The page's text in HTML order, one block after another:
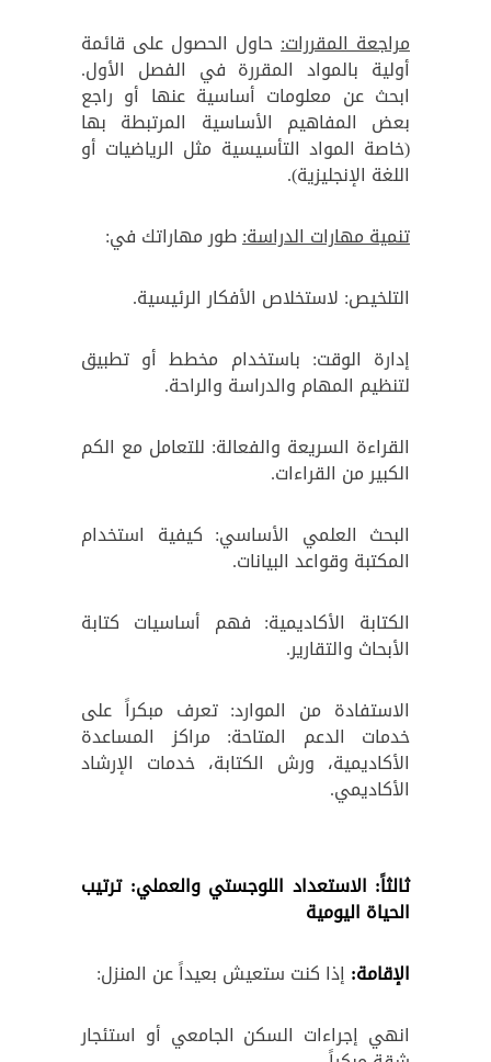
مراجعة المقررات: حاول الحصول على قائمة
أولية بالمواد المقررة في الفصل الأول.
ابحث عن معلومات أساسية عنها أو راجع
بعض المفاهيم الأساسية المرتبطة بها
(خاصة المواد التأسيسية مثل الرياضيات أو
اللغة الإنجليزية).
تنمية مهارات الدراسة:طور مهاراتك في:
التلخيص: لاستخلاص الأفكار الرئيسية.
إدارة الوقت: باستخدام مخطط أو تطبيق
لتنظيم المهام والدراسة والراحة.
القراءة السريعة والفعالة: للتعامل مع الكم
الكبير من القراءات.
البحث العلمي الأساسي: كيفية استخدام
المكتبة وقواعد البيانات.
الكتابة الأكاديمية: فهم أساسيات كتابة
الأبحاث والتقارير.
الاستفادة من الموارد: تعرف مبكراً على
خدمات الدعم المتاحة: مراكز المساعدة
الأكاديمية، ورش الكتابة، خدمات الإرشاد
الأكاديمي.
ثالثاً: الاستعداد اللوجستي والعملي: ترتيب
الحياة اليومية
الإقامة: إذا كنت ستعيش بعيداً عن المنزل:
انهي إجراءات السكن الجامعي أو استئجار